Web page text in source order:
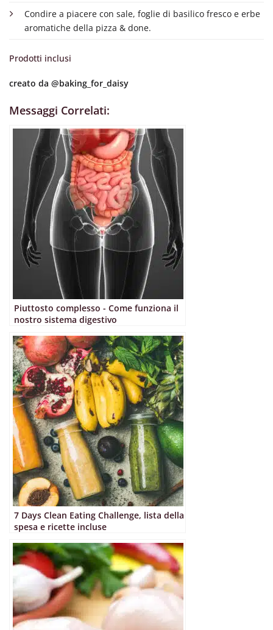
Condire a piacere con sale, foglie di basilico fresco e erbe
aromatiche della pizza & done.
Prodotti inclusi
creato da @baking_for_daisy
Messaggi Correlati:
Piuttosto complesso - Come funziona il
nostro sistema digestivo
7 Days Clean Eating Challenge, lista della
spesa e ricette incluse